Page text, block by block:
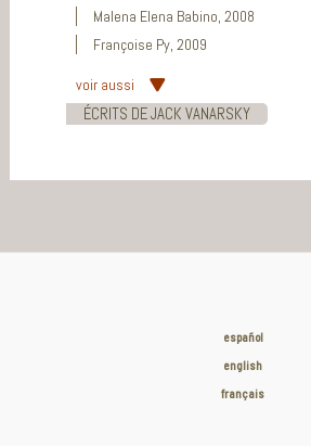
Malena Elena Babino, 2008
Françoise Py, 2009
voir aussi
ÉCRITS DE JACK VANARSKY
español
english
français